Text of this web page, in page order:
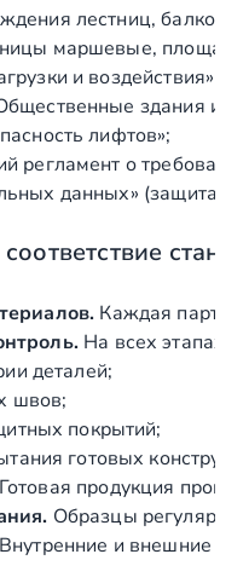
лестниц,
маршевые,
и воздействия»
здания и
лифтов»;
регламент о
данных» (защита
Каждая партия
На всех этапах
деталей;
швов;
покрытий;
готовых
продукция
Образцы регулярно
и внешние